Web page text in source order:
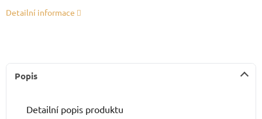
Detailní informace
Popis
Detailní popis produktu